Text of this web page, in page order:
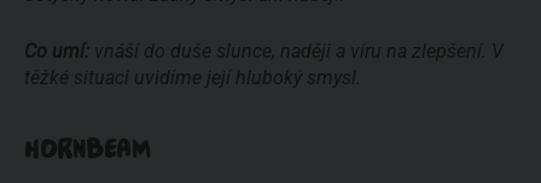
Co umí: vnáší do duše slunce, naději a víru na zlepšení. V
těžké situaci uvidíme její hluboký smysl.
HORNBEAM